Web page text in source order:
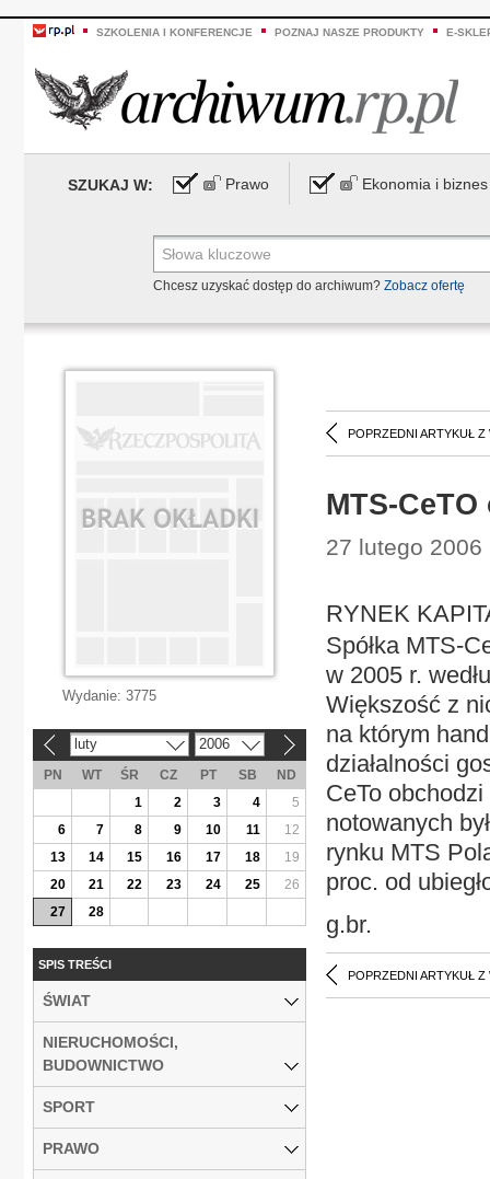
SZKOLENIA I KONFERENCJE POZNAJ NASZE PRODUKTY E-
SZUKAJ W: Prawo Ekonomia i biznes
Chcesz uzyskać dostęp do archiwum? Zobacz ofertę
POPRZEDNI ARTYKUŁ Z
MTS-
27 lutego 2006
RYNEK
Spółka MTS-
w 2005 r.
Większość z
na którym
działalności
CeTo
notowanych
rynku MTS
proc. od
g.br.
POPRZEDNI ARTYKUŁ Z
Wydanie: 3775
luty 2006
PN WT ŚR CZ PT SB
ND
1
2 3 4
5
6
7 8 9 10 11
12
13
14 15 16 17 18
19
20
21 22 23 24 25
26
27
28
SPIS TREŚCI
ŚWIAT
NIERUCHOMOŚCI,
BUDOWNICTWO
SPORT
PRAWO